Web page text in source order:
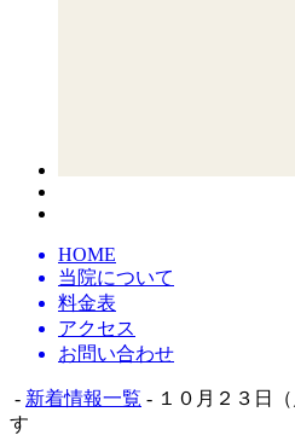
HOME
当院について
料金表
アクセス
お問い合わせ
- 新着情報一覧 - １０月２３日
す